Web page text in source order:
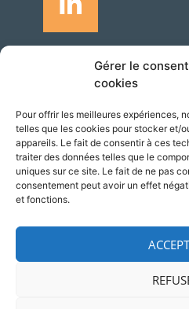
Gérer le
cookies
Pour offrir les meilleures expériences,
telles que les cookies pour stocker et/
appareils. Le fait de consentir à ces
traiter des données telles que le
uniques sur ce site. Le fait de ne pas
consentement peut avoir un effet
et fonctions.
Adresse
Silversquare –
1348 Louvain-la-
Belgique
contact@ncpwallonie.be